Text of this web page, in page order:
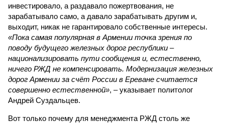
инвестировало, а раздавало пожертвования, не
зарабатывало само, а давало зарабатывать другим и,
выходит, никак не гарантировало собственные интересы.
«Пока самая популярная в Армении точка зрения по
поводу будущего железных дорог рес­публики –
национализировать пути сообщения и, естественно,
ничего РЖД не компенсировать. Модернизация железных
дорог Армении за счёт России в Ереване считается
совершенно естественной», – указывает политолог
Андрей Суздальцев.
Вот только почему для менеджмента РЖД столь же